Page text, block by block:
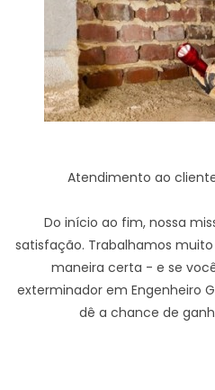
Atendimento ao
Do início ao fim, nossa
satisfação. Trabalhamos
maneira certa - e se
exterminador em Engenheiro
dê a chance de